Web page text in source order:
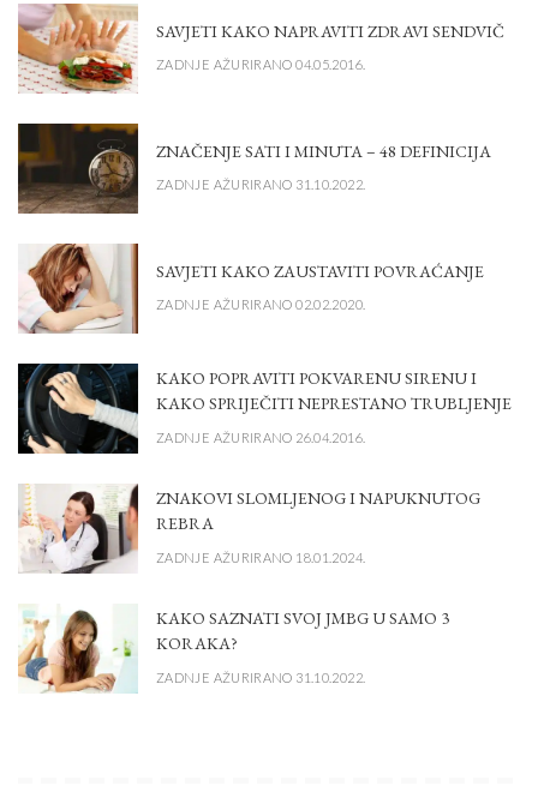
SAVJETI KAKO NAPRAVITI ZDRAVI SENDVIČ
ZADNJE AŽURIRANO 04.05.2016.
ZNAČENJE SATI I MINUTA – 48 DEFINICIJA
ZADNJE AŽURIRANO 31.10.2022.
SAVJETI KAKO ZAUSTAVITI POVRAĆANJE
ZADNJE AŽURIRANO 02.02.2020.
KAKO POPRAVITI POKVARENU SIRENU I
KAKO SPRIJEČITI NEPRESTANO TRUBLJENJE
ZADNJE AŽURIRANO 26.04.2016.
ZNAKOVI SLOMLJENOG I NAPUKNUTOG
REBRA
ZADNJE AŽURIRANO 18.01.2024.
KAKO SAZNATI SVOJ JMBG U SAMO 3
KORAKA?
ZADNJE AŽURIRANO 31.10.2022.